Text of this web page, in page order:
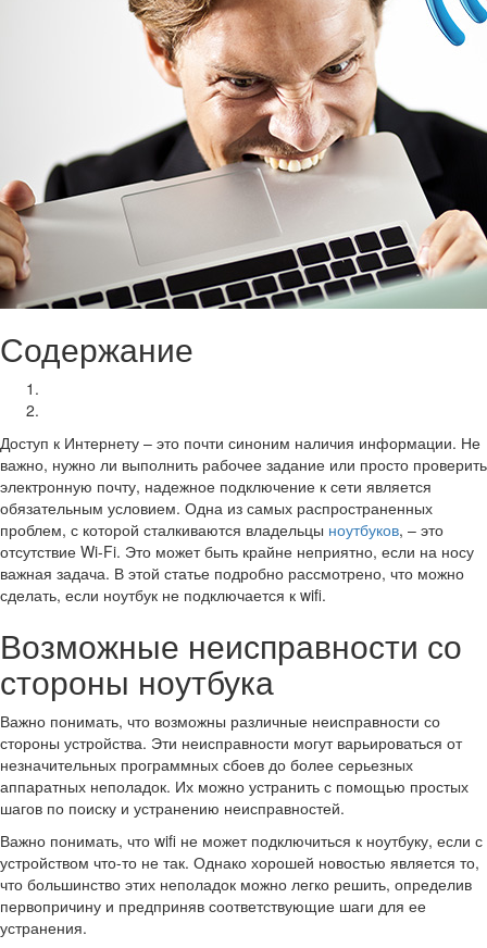
Содержание
Доступ к Интернету – это почти синоним наличия информации. Не
важно, нужно ли выполнить рабочее задание или просто проверить
электронную почту, надежное подключение к сети является
обязательным условием. Одна из самых распространенных
проблем, с которой сталкиваются владельцы ноутбуков, – это
отсутствие Wi-Fi. Это может быть крайне неприятно, если на носу
важная задача. В этой статье подробно рассмотрено, что можно
сделать, если ноутбук не подключается к wifi.
Возможные неисправности со
стороны ноутбука
Важно понимать, что возможны различные неисправности со
стороны устройства. Эти неисправности могут варьироваться от
незначительных программных сбоев до более серьезных
аппаратных неполадок. Их можно устранить с помощью простых
шагов по поиску и устранению неисправностей.
Важно понимать, что wifi не может подключиться к ноутбуку, если с
устройством что-то не так. Однако хорошей новостью является то,
что большинство этих неполадок можно легко решить, определив
первопричину и предприняв соответствующие шаги для ее
устранения.